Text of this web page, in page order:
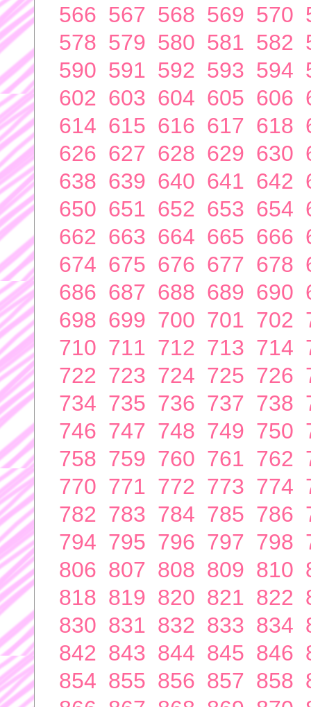
566 567 568 569 570
578 579 580 581 582
590 591 592 593 594
602 603 604 605 606
614 615 616 617 618
626 627 628 629 630
638 639 640 641 642
650 651 652 653 654
662 663 664 665 666
674 675 676 677 678
686 687 688 689 690
698 699 700 701 702
710 711 712 713 714
722 723 724 725 726
734 735 736 737 738
746 747 748 749 750
758 759 760 761 762
770 771 772 773 774
782 783 784 785 786
794 795 796 797 798
806 807 808 809 810
818 819 820 821 822
830 831 832 833 834
842 843 844 845 846
854 855 856 857 858